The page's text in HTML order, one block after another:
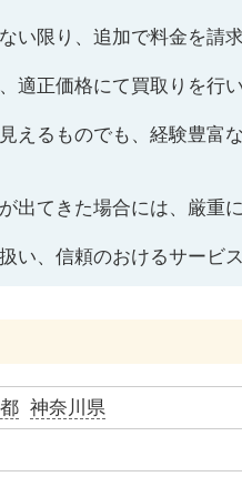
い限り、追加で料金を請
適正価格にて買取りを行
えるものでも、経験豊富
出てきた場合には、厳重
い、信頼のおけるサービ
神奈川県